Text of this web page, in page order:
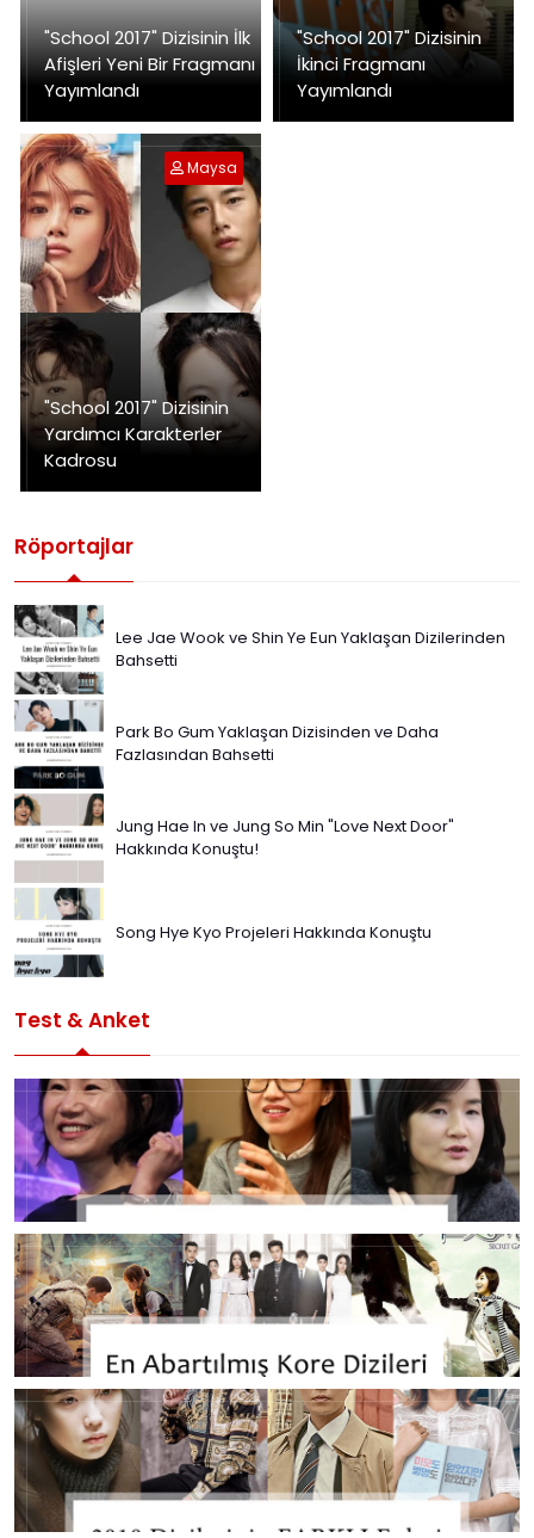
"School 2017" Dizisinin İlk
Afişleri Yeni Bir Fragmanı
Yayımlandı
"School 2017" Dizisinin
İkinci Fragmanı
Yayımlandı
"School 2017" Dizisinin
Yardımcı Karakterler
Kadrosu
Maysa
Röportajlar
Lee Jae Wook ve Shin Ye Eun Yaklaşan Dizilerinden
Bahsetti
Park Bo Gum Yaklaşan Dizisinden ve Daha
Fazlasından Bahsetti
Jung Hae In ve Jung So Min "Love Next Door"
Hakkında Konuştu!
Song Hye Kyo Projeleri Hakkında Konuştu
Test & Anket